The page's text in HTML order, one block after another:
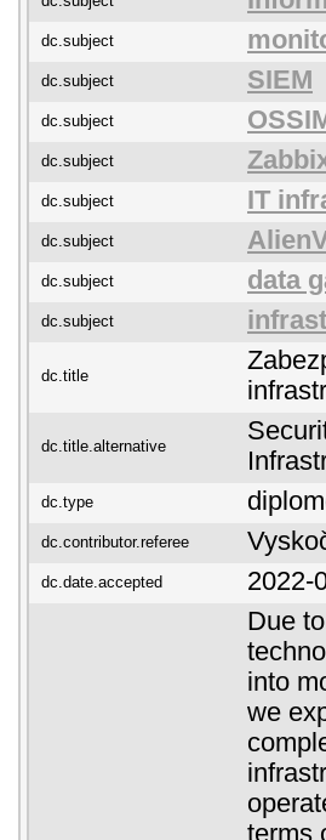
dc.subject
dc.subject SIEM
dc.subject
dc.subject
dc.subject IT
dc.subject
dc.subject data
dc.subject
dc.title
dc.title.alternative
dc.type
dc.contributor.referee
dc.date.accepted
2022-
Due
into
we
terms